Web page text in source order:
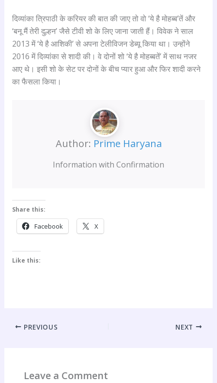
दिव्यांका त्रिपाठी के करियर की बात की जाए तो वो ‘ये है मोहब्ब’तें और
‘बनू मैं तेरी दुल्हन’ जैसे टीवी शो के लिए जाना जाती हैं। विवेक ने साल
2013 में ‘ये है आशिकी’ से अपना टेलीविजन डेब्यू किया था। उन्होंने
2016 में दिव्यांका से शादी की। वे दोनों शो ‘ये है मोहब्बतें’ में साथ नजर
आए थे। इसी शो के सेट पर दोनों के बीच प्यार हुआ और फिर शादी करने
का फैसला किया।
Author: Prime Haryana
Information with Confirmation
Share this:
Facebook X
Like this:
PREVIOUS NEXT
Leave a Comment